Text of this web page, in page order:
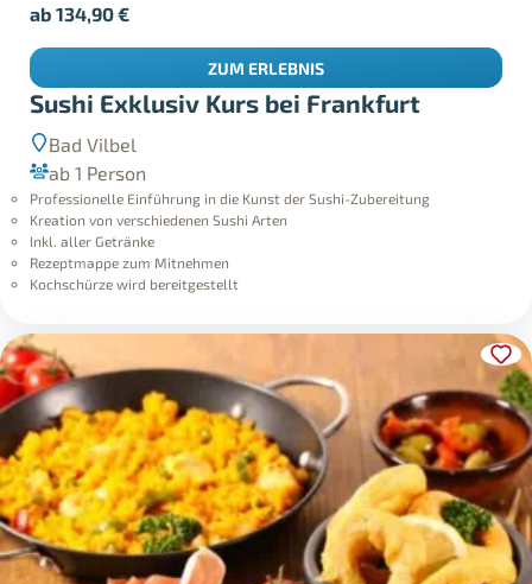
Sushi Exklusiv Kurs bei Frankfurt
Bad Vilbel
ab 1 Person
Professionelle Einführung in die Kunst der Sushi-Zubereitung
Kreation von verschiedenen Sushi Arten
Inkl. aller Getränke
Rezeptmappe zum Mitnehmen
Kochschürze wird bereitgestellt
ab134,90€
ZUM ERLEBNIS